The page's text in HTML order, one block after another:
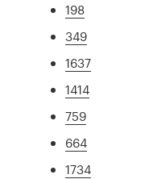
198
349
1637
1414
759
664
1734